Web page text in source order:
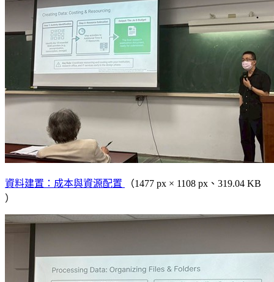
資料建置：成本與資源配置
（1477 px × 1108 px、319.04 KB
）